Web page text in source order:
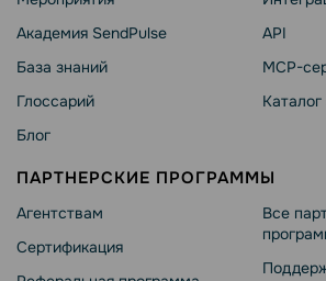
Академия SendPulse
База знаний
Глоссарий
Блог
API
MCP-
ПАРТНЕРСКИЕ ПРОГРАММЫ
Агентствам
Сертификация
Все